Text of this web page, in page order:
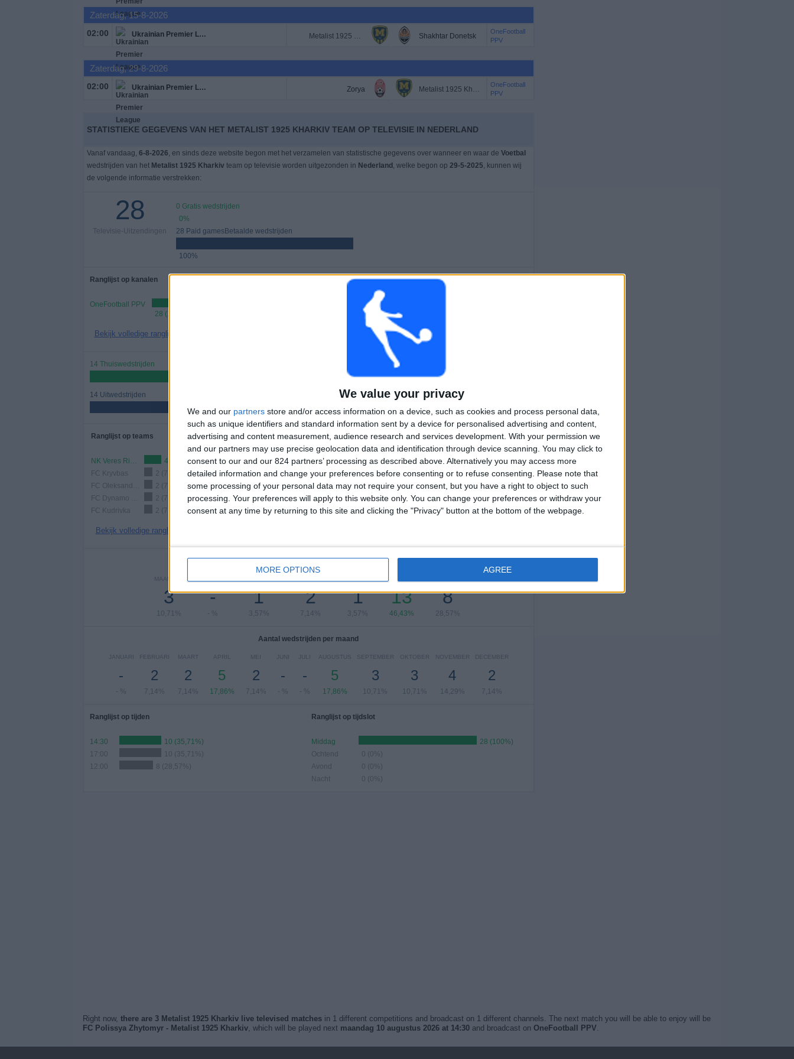
We value your privacy
We and our partners store and/or access information on a device, such as cookies and process personal data,
such as unique identifiers and standard information sent by a device for personalised advertising and content,
advertising and content measurement, audience research and services development. With your permission we
and our partners may use precise geolocation data and identification through device scanning. You may click to
consent to our and our 824 partners’ processing as described above. Alternatively you may access more
detailed information and change your preferences before consenting or to refuse consenting.
Please note that
some processing of your personal data may not require your consent, but you have a right to object to such
processing. Your preferences will apply to this website only. You can change your preferences or withdraw your
consent at any time by returning to this site and clicking the "Privacy" button at the bottom of the webpage.
MORE OPTIONS AGREE
Zaterdag, 15-8-2026
02:00 Ukrainian Premier League Metalist 1925 Kharkiv Shakhtar Donetsk
OneFootball
PPV
Zaterdag, 29-8-2026
02:00 Ukrainian Premier League Zorya Metalist 1925 Kharkiv
OneFootball
PPV
STATISTIEKE GEGEVENS VAN HET METALIST 1925 KHARKIV TEAM OP TELEVISIE IN NEDERLAND
Vanaf vandaag, 6-8-2026, en sinds deze website begon met het verzamelen van statistische gegevens over wanneer en waar de Voetbal
wedstrijden van het Metalist 1925 Kharkivteam op televisie worden uitgezonden in Nederland , welke begon op 29-5-2025, kunnen wij
de volgende informatie verstrekken:
28
Televisie-Uitzendingen
0 Gratis wedstrijden
0%
28 Paid gamesBetaalde wedstrijden
100%
Ranglijst op kanalen
OneFootball PPV
28 (100%)
Bekijk volledige ranglijst
Zonder gratis
wedstrijd
WEDSTRIJDEN
28
Aaneengeschakelde
14 Thuiswedstrijden
14 Uitwedstrijden
50%
MAXIMAAL
4
Rivne
1
Ranglijst op teams
NK Veres Rivne
4 (14,29%)
FC Kryvbas
2 (7,14%)
2 (7,14%)
2 (7,14%)
FC Kudrivka
2 (7,14%)
Bekijk volledige ranglijst
Ranglijst op competities
Ukrainian Premier League 28 (100%)
Bekijk volledige ranglijst
Aantal wedstrijden per dag van de week
MAANDAG
3
10,71%
-
- %
1
3,57%
2
7,14%
1
3,57%
13
46,43%
8
28,57%
Aantal wedstrijden per maand
JANUARI
-
- %
FEBRUARI
2
7,14%
MAART
2
7,14%
APRIL
5
17,86%
MEI
2
7,14%
JUNI
-
- %
JULI
-
- %
AUGUSTUS
5
17,86%
SEPTEMBER
3
10,71%
OKTOBER
3
10,71%
NOVEMBER
4
14,29%
DECEMBER
2
7,14%
Ranglijst op tijden
14:30
10 (35,71%)
17:00
10 (35,71%)
12:00
8 (28,57%)
Ranglijst op tijdslot
Middag
28 (100%)
Ochtend
0 (0%)
Avond
0 (0%)
Nacht
0 (0%)
Right now, there are 3 Metalist 1925 Kharkiv live televised matchesin 1 different competitions and broadcast on 1 different channels. The next match you will be able to enjoy will be
FC Polissya Zhytomyr - Metalist 1925 Kharkiv, which will be played next maandag 10 augustus 2026 at 14:30and broadcast on OneFootball PPV.